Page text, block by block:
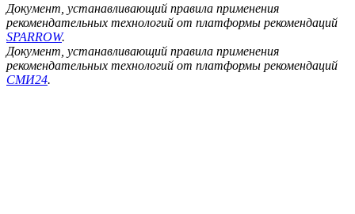
Документ, устанавливающий правила применения
рекомендательных технологий от платформы рекомендаций
SPARROW.
Документ, устанавливающий правила применения
рекомендательных технологий от платформы рекомендаций
СМИ24.